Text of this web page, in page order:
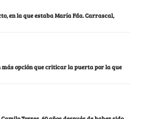
en la que estaba María Fda. Carrascal,
más opción que criticar la puerta por la que